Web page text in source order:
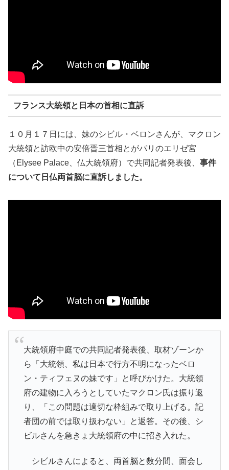
フランス大統領と日本の首相に直訴
１０月１７日には、妹のシビル・ベロンさんが、マクロン
大統領と訪欧中の安倍晋三首相とがパリのエリゼ宮
（Elysee Palace、仏大統領府）で共同記者発表後、 事件
について日仏両首脳に直訴しました。
大統領府中庭での共同記者発表後、取材ゾーンか
ら「大統領、私は日本で行方不明になったベロ
ン・ティフェヌの妹です」と呼びかけた。大統領
府の建物に入ろうとしていたマクロン氏は振り返
り、「この問題は適切な枠組みで取り上げる。記
者団の前では取り扱わない」と返答。その後、シ
ビルさんを急きょ大統領府の中に招き入れた。
シビルさんによると、両首脳と数分間、面会し